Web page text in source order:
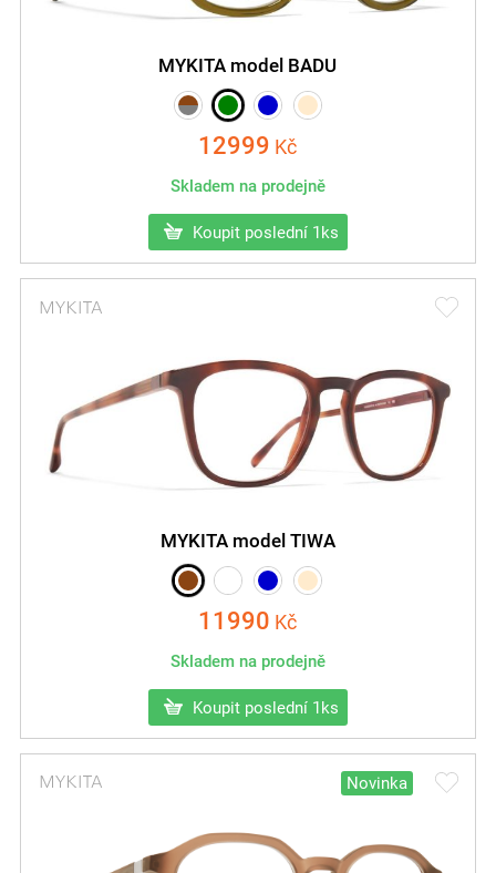
MYKITA model BADU
12999 Kč
Skladem na prodejně
Koupit poslední 1ks
MYKITA model TIWA
11990 Kč
Skladem na prodejně
Koupit poslední 1ks
Novinka